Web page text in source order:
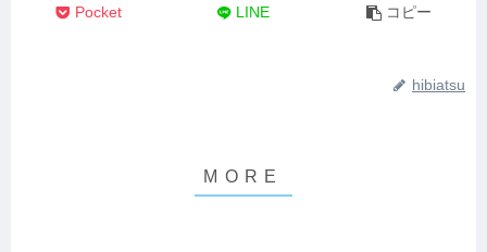
Pocket LINE コピー
hibiatsu